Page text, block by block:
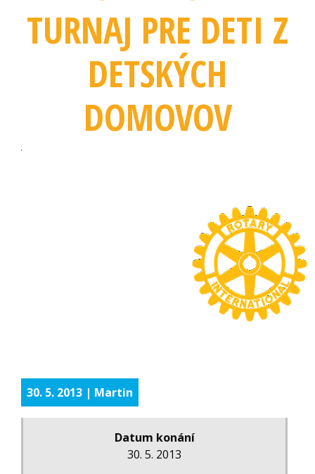
TURNAJ PRE DETI Z
DETSKÝCH
DOMOVOV
30. 5. 2013 | Martin
Datum konání
30. 5. 2013